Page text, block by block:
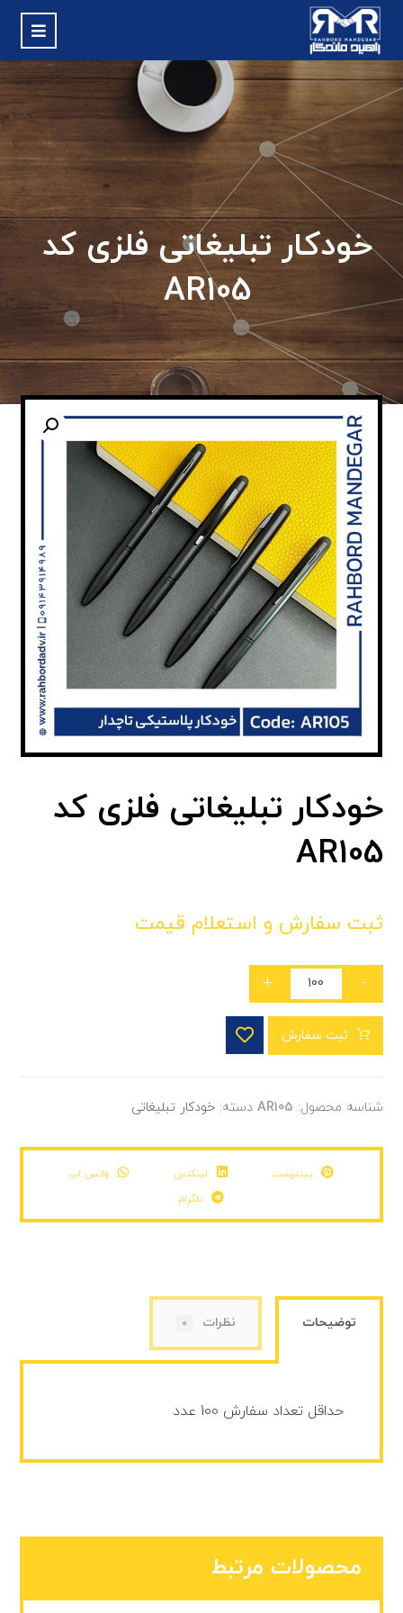
خودکار تبلیغاتی فلزی کد
AR105
خودکار تبلیغاتی فلزی کد
AR105
ثبت سفارش و استعلام قیمت
-
+
ثبت سفارش
شناسه محصول: AR105 دسته:خودکار تبلیغاتی
پینترست لینکدین
واتس اپ
تلگرام
توضیحات نظرات 0
حداقل تعداد سفارش 100 عدد
محصولات مرتبط